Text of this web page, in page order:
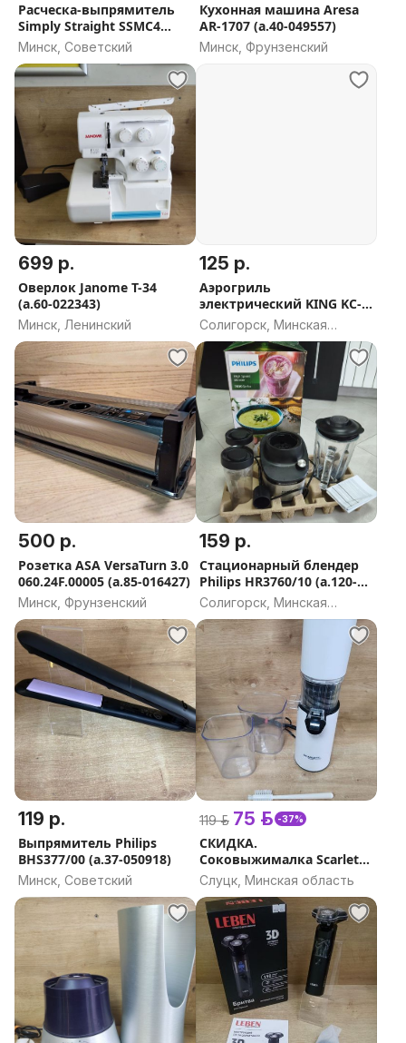
Расческа-выпрямитель
Simply Straight SSMC4
(а.37-049267)
Минск, Советский
Кухонная машина Aresa
AR-1707 (а.40-049557)
Минск, Фрунзенский
699 р.
Оверлок Janome T-34
(а.60-022343)
Минск, Ленинский
125 р.
Аэрогриль
электрический KING KC-
2202 (а.37-049167)
Солигорск, Минская
область
500 р.
Розетка ASA VersaTurn 3.0
060.24F.00005 (а.85-016427)
Минск, Фрунзенский
159 р.
Стационарный блендер
Philips HR3760/10 (а.120-
000249)
Солигорск, Минская
область
119 р.
Выпрямитель Philips
BHS377/00 (а.37-050918)
Минск, Советский
119 р. 75 р. -37%
СКИДКА.
Соковыжималка Scarlett
SC-JE50S59 (а. 45-039450)
Слуцк, Минская область